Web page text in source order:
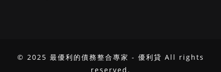
© 2025 最優利的債務整合專家 - 優利貸 All rights
reserved.